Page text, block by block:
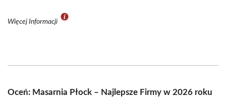
Więcej Informacji
Oceń: Masarnia Płock – Najlepsze Firmy w 2026 roku